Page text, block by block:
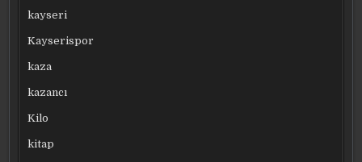
kayseri
Kayserispor
kaza
kazancı
Kilo
kitap